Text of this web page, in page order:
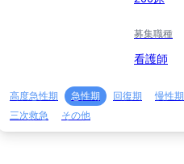
募集職種
看護師
高度急性期 急性期 回復期 慢性期
三次救急
その他